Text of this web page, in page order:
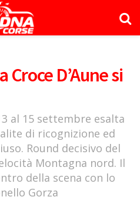
Croce D’Aune si
al 15 settembre esalta
di ricognizione ed
Round decisivo del
Montagna nord. Il
della scena con lo
Gorza